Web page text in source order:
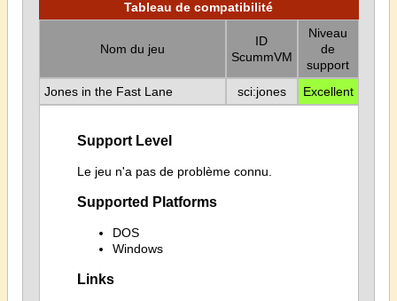
Tableau de compatibilité
Nom du jeu
ID
ScummVM
Niveau
de
support
Jones in the Fast Lane
sci:jones Excellent
Support Level
Le jeu n'a pas de problème connu.
Supported Platforms
DOS
Windows
Links